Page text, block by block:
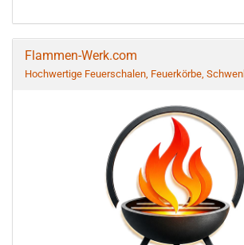
Flammen-Werk.com
Hochwertige Feuerschalen, Feuerkörbe,